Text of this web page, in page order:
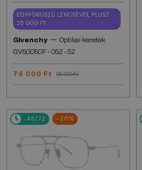
EGYFÓKUSZÚ LENCSÉVEL PLUSZ
25 000 FT
Givenchy — Optikai keretek
GV50050F - 052 - 52
76 000 Ft 95 000 Ft
48/72 -20%